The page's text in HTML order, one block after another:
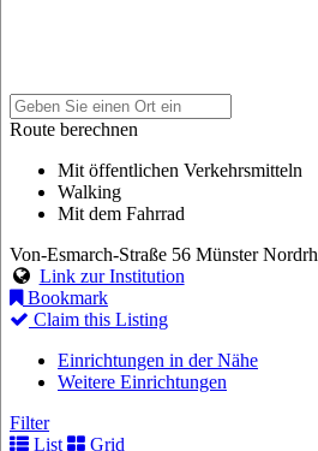
Route berechnen
Mit öffentlichen Verkehrsmitteln
Walking
Mit dem Fahrrad
Von-Esmarch-Straße 56 Münster
Link zur Institution
Bookmark
Claim this Listing
Einrichtungen in der Nähe
Weitere Einrichtungen
Filter
List
Grid